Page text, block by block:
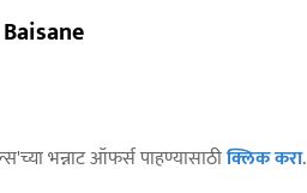
भन्नाट ऑफर्स पाहण्यासाठीक्लिक करा.